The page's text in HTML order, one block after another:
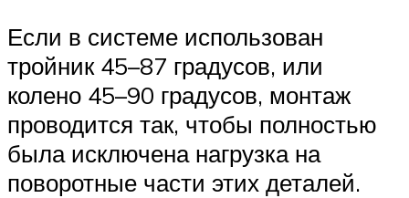
Если в системе использован
тройник 45–87 градусов, или
колено 45–90 градусов, монтаж
проводится так, чтобы полностью
была исключена нагрузка на
поворотные части этих деталей.